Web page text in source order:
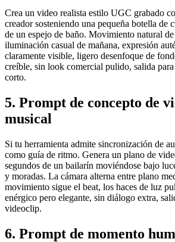
Crea un video realista estilo UGC grabado
creador sosteniendo una pequeña botella de
de un espejo de baño. Movimiento natural
iluminación casual de mañana, expresión
claramente visible, ligero desenfoque de
creíble, sin look comercial pulido, salida
corto.
5. Prompt de concepto de
musical
Si tu herramienta admite sincronización de
como guía de ritmo. Genera un plano de
segundos de un bailarín moviéndose bajo
y moradas. La cámara alterna entre plano
movimiento sigue el beat, los haces de luz
enérgico pero elegante, sin diálogo extra,
videoclip.
6. Prompt de momento